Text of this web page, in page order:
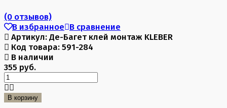
(0 отзывов)
В избранное В сравнение
Артикул: Де-Багет клей монтаж KLEBER
Код товара: 591-284
В наличии
355 руб.
В корзину